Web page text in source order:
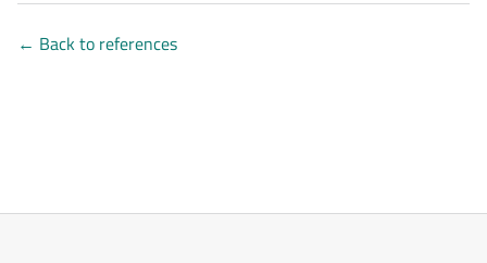
← Back to references